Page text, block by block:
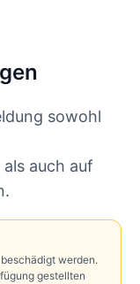
sowohl
als auch auf
werden.
gestellten